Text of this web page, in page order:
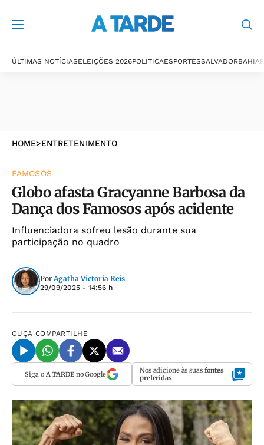
ÚLTIMAS NOTÍCIASELEIÇÕES 2026POLÍTICAESPORTESSALVADORBAHIA
HOME>ENTRETENIMENTO
FAMOSOS
Globo afasta Gracyanne Barbosa da
Dança dos Famosos após acidente
Influenciadora sofreu lesão durante sua
participação no quadro
Por Agatha Victoria Reis
29/09/2025 - 14:56 h
OUÇA COMPARTILHE
Siga o A TARDEno Google Nos adicione às suas fontes
preferidas